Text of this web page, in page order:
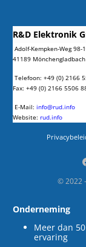
R&D Elektronik
Adolf-Kempken-Weg 98-
41189 Mönchengladbach
Telefoon: +49 (0) 2166
Fax: +49 (0) 2166 5506
E-Mail: info@rud.info
Website: rud.info
© 2022
Onderneming
Meer dan
ervaring